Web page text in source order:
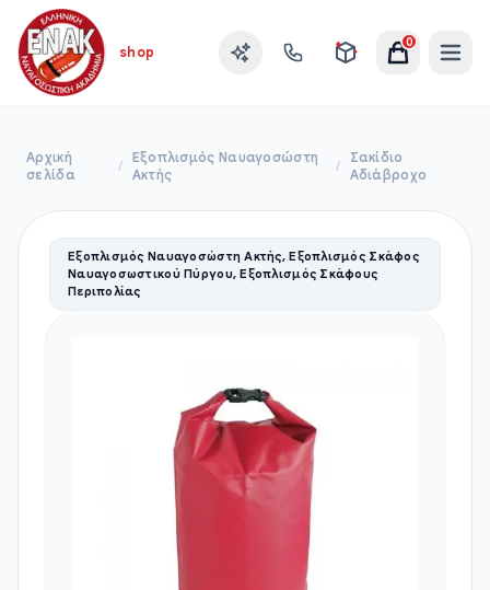
shop
0
Αρχική
σελίδα
/
Εξοπλισμός Ναυαγοσώστη
Ακτής
/
Σακίδιο
Αδιάβροχο
Εξοπλισμός Ναυαγοσώστη Ακτής, Εξοπλισμός Σκάφος
Ναυαγοσωστικού Πύργου, Εξοπλισμός Σκάφους
Περιπολίας